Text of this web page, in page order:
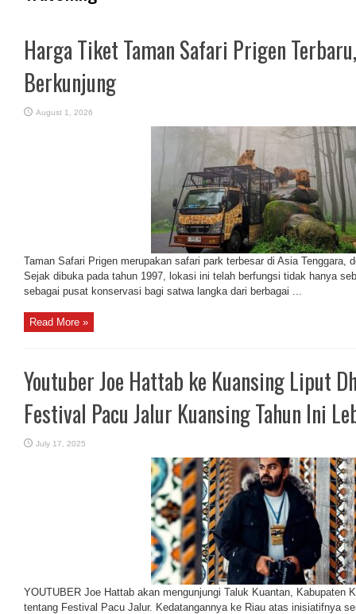
Harga Tiket Taman Safari Prigen
Berkunjung
August 1, 2026
Taman Safari Prigen merupakan safari park terbesar di Asia Tenggara,
Sejak dibuka pada tahun 1997, lokasi ini telah berfungsi tidak hanya
sebagai pusat konservasi bagi satwa langka dari berbagai ...
Read More »
Youtuber Joe Hattab ke Kuansing Liput
Festival Pacu Jalur Kuansing Tahun Ini
July 17, 2025
YOUTUBER Joe Hattab akan mengunjungi Taluk Kuantan, Kabupaten
tentang Festival Pacu Jalur. Kedatangannya ke Riau atas inisiatifnya